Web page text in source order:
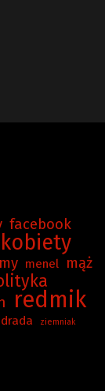
facebook
kobiety
menel mąż
redmik
ziemniak